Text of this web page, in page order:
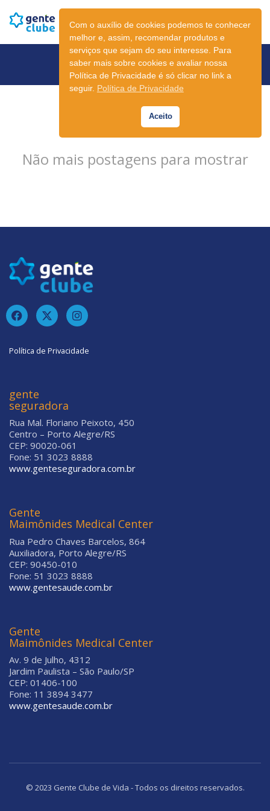
Newsletter
Não mais postagens para mostrar
Política de Privacidade
gente
seguradora
Rua Mal. Floriano Peixoto, 450
Centro – Porto Alegre/RS
CEP: 90020-061
Fone: 51 3023 8888
www.genteseguradora.com.br
Gente
Maimônides Medical Center
Rua Pedro Chaves Barcelos, 864
Auxiliadora, Porto Alegre/RS
CEP: 90450-010
Fone: 51 3023 8888
www.gentesaude.com.br
Gente
Maimônides Medical Center
Av. 9 de Julho, 4312
Jardim Paulista – São Paulo/SP
CEP: 01406-100
Fone: 11 3894 3477
www.gentesaude.com.br
© 2023 Gente Clube de Vida - Todos os direitos reservados.
Com o auxílio de cookies podemos te conhecer
melhor e, assim, recomendar produtos e
serviços que sejam do seu interesse. Para
saber mais sobre cookies e avaliar nossa
Política de Privacidade é só clicar no link a
seguir. Política de Privacidade
Aceito